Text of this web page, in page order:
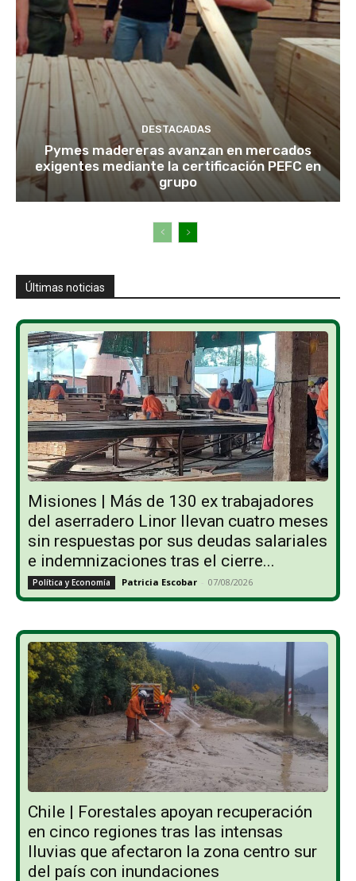
DESTACADAS
Pymes madereras avanzan en mercados
exigentes mediante la certificación PEFC en
grupo
Últimas noticias
Misiones | Más de 130 ex trabajadores
del aserradero Linor llevan cuatro meses
sin respuestas por sus deudas salariales
e indemnizaciones tras el cierre...
Política y Economía Patricia Escobar - 07/08/2026
Chile | Forestales apoyan recuperación
en cinco regiones tras las intensas
lluvias que afectaron la zona centro sur
del país con inundaciones